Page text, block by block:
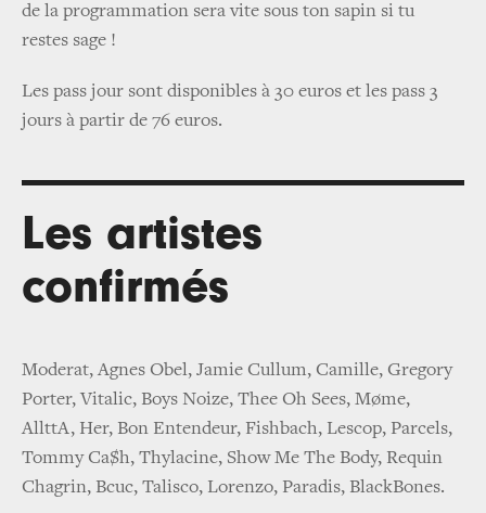
de la programmation sera vite sous ton sapin si tu
restes sage !
Les pass jour sont disponibles à 30 euros et les pass 3
jours à partir de 76 euros.
Les artistes
confirmés
Moderat, Agnes Obel, Jamie Cullum, Camille, Gregory
Porter, Vitalic, Boys Noize, Thee Oh Sees, Møme,
AllttA, Her, Bon Entendeur, Fishbach, Lescop, Parcels,
Tommy Ca$h, Thylacine, Show Me The Body, Requin
Chagrin, Bcuc, Talisco, Lorenzo, Paradis, BlackBones.